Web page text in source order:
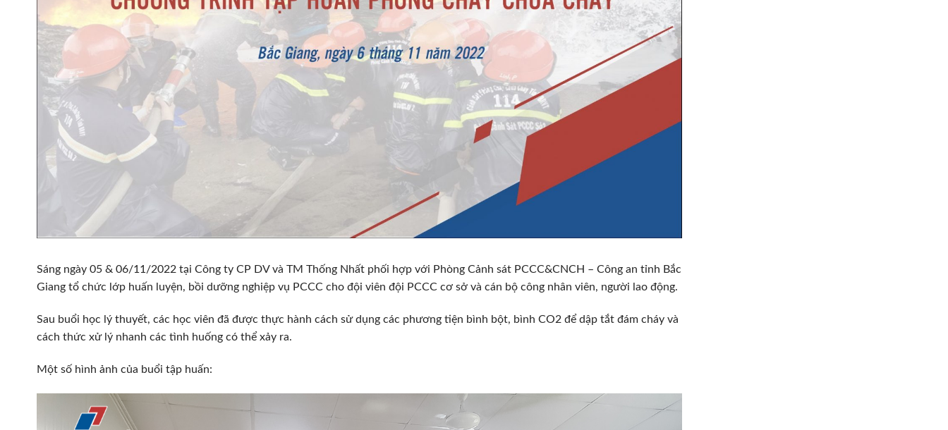
Sáng ngày 05 & 06/11/2022 tại Công ty CP DV và TM Thống Nhất phối hợp với Phòng Cảnh sát PCCC&CNCH – Công an tỉnh Bắc
Giang tổ chức lớp huấn luyện, bồi dưỡng nghiệp vụ PCCC cho đội viên đội PCCC cơ sở và cán bộ công nhân viên, người lao động.
Sau buổi học lý thuyết, các học viên đã được thực hành cách sử dụng các phương tiện bình bột, bình CO2 để dập tắt đám cháy và
cách thức xử lý nhanh các tình huống có thể xảy ra.
Một số hình ảnh của buổi tập huấn: